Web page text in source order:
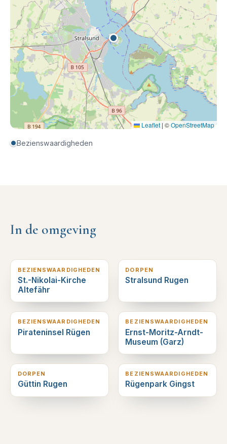
Leaflet | ©OpenStreetMap
Bezienswaardigheden
In de omgeving
BEZIENSWAARDIGHEDEN
St.-Nikolai-Kirche
Altefähr
DORPEN
Stralsund Rugen
8 km verderop
BEZIENSWAARDIGHEDEN
Pirateninsel Rügen
15 km verderop
BEZIENSWAARDIGHEDEN
Ernst-Moritz-Arndt-
Museum (Garz)
16 km verderop
DORPEN
Güttin Rugen
18 km verderop
BEZIENSWAARDIGHEDEN
Rügenpark Gingst